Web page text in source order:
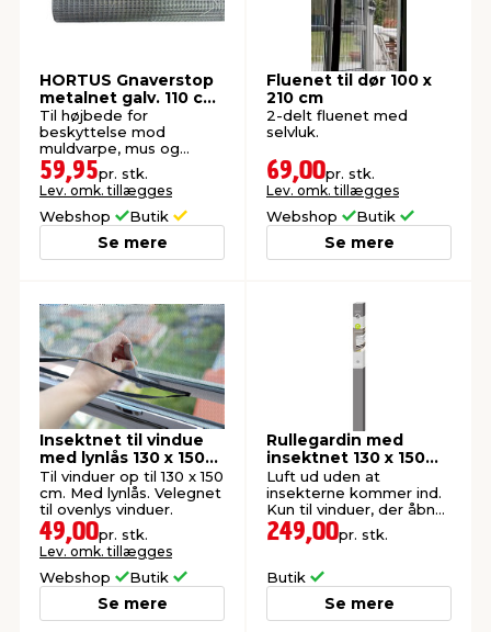
HORTUS Gnaverstop
metalnet galv. 110 cm
x 1,5 meter
Til højbede for
beskyttelse mod
muldvarpe, mus og
mosegrise.
59,95pr. stk.
Lev. omk. tillægges
Webshop Butik
Se mere
Fluenet til dør 100 x
210 cm
2-delt fluenet med
selvluk.
69,00pr. stk.
Lev. omk. tillægges
Webshop Butik
Se mere
Insektnet til vindue
med lynlås 130 x 150
cm
Til vinduer op til 130 x 150
cm. Med lynlås. Velegnet
til ovenlys vinduer.
49,00pr. stk.
Lev. omk. tillægges
Webshop Butik
Se mere
Rullegardin med
insektnet 130 x 150
cm
Luft ud uden at
insekterne kommer ind.
Kun til vinduer, der åbner
udad.
249,00pr. stk.
Butik
Se mere